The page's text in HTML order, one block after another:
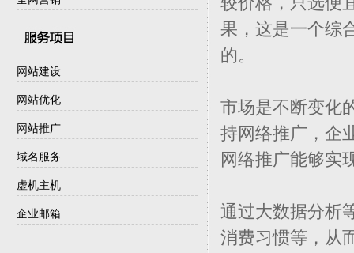
网站建设
网站优化
网站推广
域名服务
虚机主机
企业邮箱
果，这是一个综
的。
市场是不断变化
持网络推广，企
网络推广能够实
通过大数据分析
消费习惯等，从